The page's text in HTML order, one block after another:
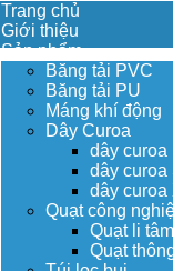
Trang chủ
Giới thiệu
Sản phẩm
Băng tải PVC
Băng tải PU
Máng khí động
Dây Curoa
dây curoa
dây curoa
dây curoa
Quạt công
Quạt li tâm
Quạt